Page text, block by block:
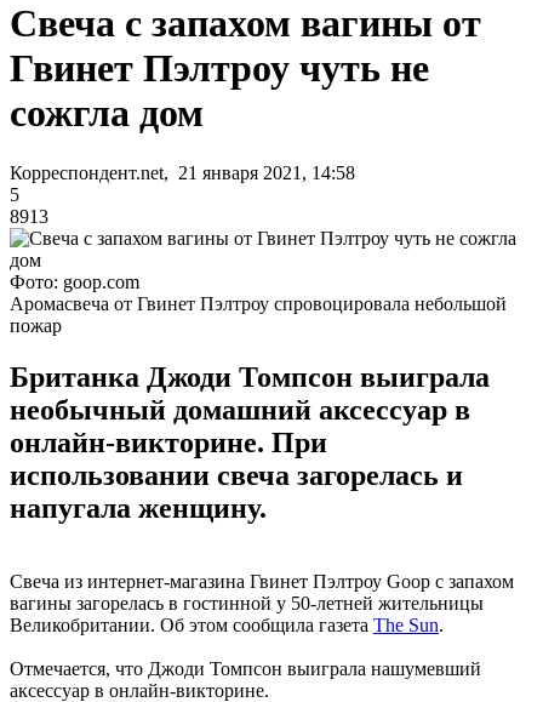
Свеча с запахом вагины от
Гвинет Пэлтроу чуть не
сожгла дом
Корреспондент.net, 21 января 2021, 14:58
5
8913
Фото: goop.com
Аромасвеча от Гвинет Пэлтроу спровоцировала небольшой
пожар
Британка Джоди Томпсон выиграла
необычный домашний аксессуар в
онлайн-викторине. При
использовании свеча загорелась и
напугала женщину.
Свеча из интернет-магазина Гвинет Пэлтроу Goop с запахом
вагины загорелась в гостинной у 50-летней жительницы
Великобритании. Об этом сообщила газета The Sun.
Отмечается, что Джоди Томпсон выиграла нашумевший
аксессуар в онлайн-викторине.